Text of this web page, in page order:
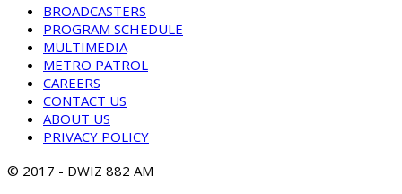
BROADCASTERS
PROGRAM SCHEDULE
MULTIMEDIA
METRO PATROL
CAREERS
CONTACT US
ABOUT US
PRIVACY POLICY
© 2017 - DWIZ 882 AM